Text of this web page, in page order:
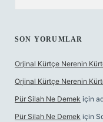
SON YORUMLAR
Orjinal Kürtçe Nerenin
Orjinal Kürtçe Nerenin
Pür Silah Ne Demek için
Pür Silah Ne Demek için